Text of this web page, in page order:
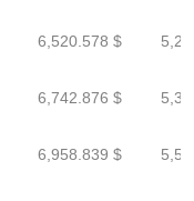
6,520.578 $
6,742.876 $
6,958.839 $